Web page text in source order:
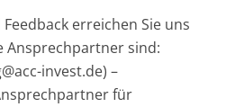
erreichen Sie uns
Ansprechpartner sind:
invest.de) –
für